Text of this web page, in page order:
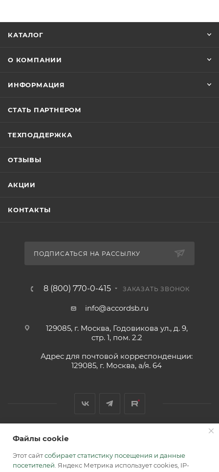
КАТАЛОГ
О КОМПАНИИ
ИНФОРМАЦИЯ
СТАТЬ ПАРТНЕРОМ
ТЕХПОДДЕРЖКА
ОТЗЫВЫ
АКЦИИ
КОНТАКТЫ
ПОДПИСАТЬСЯ НА РАССЫЛКУ
8 (800) 770-0-415 ЗАКАЗАТЬ ЗВОНОК
info@accordsb.ru
129085, г. Москва, Годовикова ул., д. 9,
стр. 1, пом. 2.2
Адрес для почтовой корреспонденции:
129085, г. Москва, а/я. 64
2026 © Обращаем Ваше внимание на то, что вся
информация, размещенная на сайте, носит
информационный характер и не является публичной
Файлы cookie
Этот сайтсобирает статистику посещения и данные
посетителей . Яндекс Метрика использует cookies, IP-